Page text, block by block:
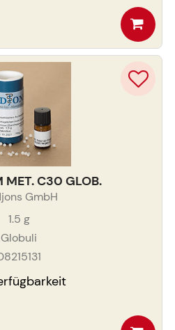
MET. C30 GLOB.
GmbH
1.5 g
Globuli